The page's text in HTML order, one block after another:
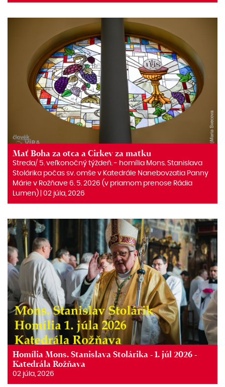
Mať Boha za otca a Cirkev za matku
Streda/ 5. veľkonočný týždeň. ‒ homília Mons. Stanislava
Stolárika počas sv. omše v Katedrále Nanebovzatia Panny
Márie v Rožňave 6. 5. 2026 (v priamom prenose Rádia
Lumen) | 02 júla, 2026
Homília Mons. Stanislava Stolárika - 1. júl 2026 -
Katedrála Rožňava
02 júla, 2026